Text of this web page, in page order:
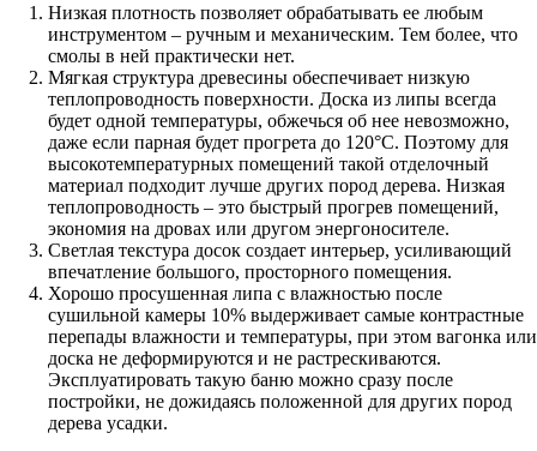
Низкая плотность позволяет обрабатывать ее любым
инструментом – ручным и механическим. Тем более, что
смолы в ней практически нет.
Мягкая структура древесины обеспечивает низкую
теплопроводность поверхности. Доска из липы всегда
будет одной температуры, обжечься об нее невозможно,
даже если парная будет прогрета до 120°С. Поэтому для
высокотемпературных помещений такой отделочный
материал подходит лучше других пород дерева. Низкая
теплопроводность – это быстрый прогрев помещений,
экономия на дровах или другом энергоносителе.
Светлая текстура досок создает интерьер, усиливающий
впечатление большого, просторного помещения.
Хорошо просушенная липа с влажностью после
сушильной камеры 10% выдерживает самые контрастные
перепады влажности и температуры, при этом вагонка или
доска не деформируются и не растрескиваются.
Эксплуатировать такую баню можно сразу после
постройки, не дожидаясь положенной для других пород
дерева усадки.